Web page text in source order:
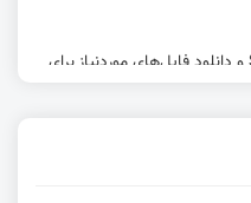
نحوه کار با Simulator و دانلود فایل‌های موردنیاز برای